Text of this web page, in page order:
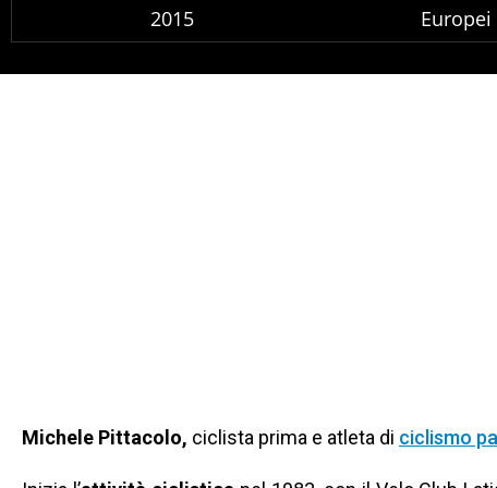
2015 Europei
Michele Pittacolo, ciclista prima e atleta di ciclismo